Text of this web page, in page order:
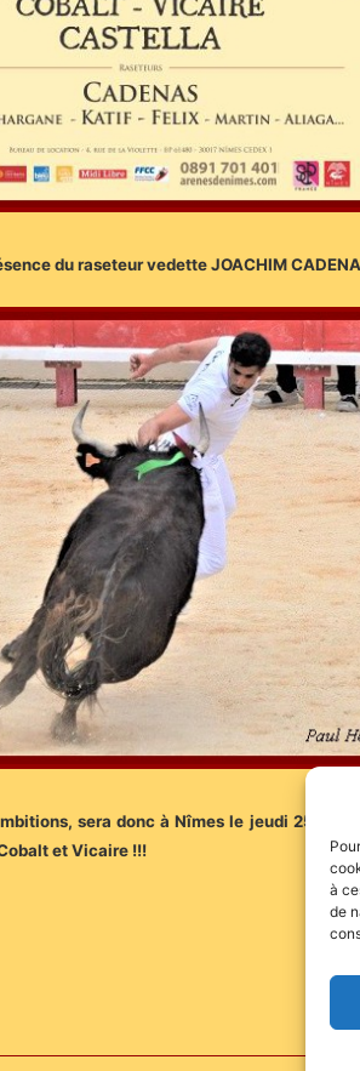
à
de
du raseteur vedette JOACHIM
sera donc à Nîmes le jeudi 25 mai
et Vicaire !!!